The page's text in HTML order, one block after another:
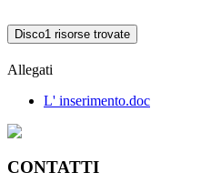
Disco1 risorse trovate
Allegati
L' inserimento.doc
CONTATTI